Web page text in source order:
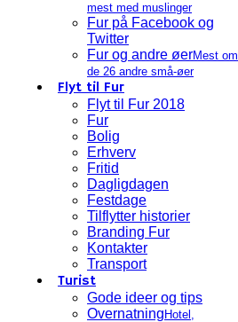
mest med muslinger
Fur på Facebook og
Twitter
Fur og andre øerMest om
de 26 andre små-øer
Flyt til Fur
Flyt til Fur 2018
Fur
Bolig
Erhverv
Fritid
Dagligdagen
Festdage
Tilflytter historier
Branding Fur
Kontakter
Transport
Turist
Gode ideer og tips
Overnatning Hotel,